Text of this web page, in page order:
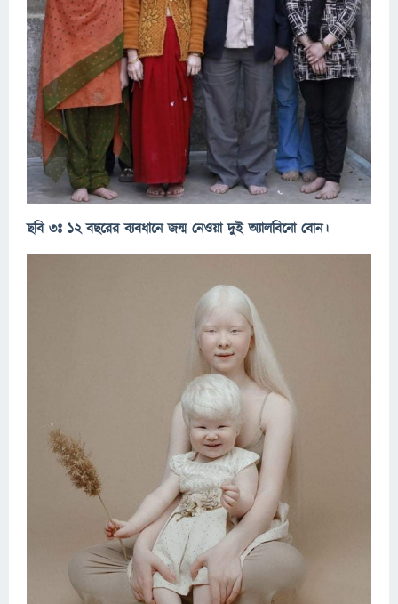
ছবি ৩ঃ ১২ বছরের ব্যবধানে জন্ম নেওয়া দুই অ্যালবিনো বোন।